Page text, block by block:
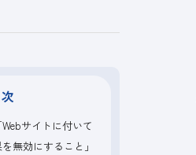
サイトに付いて
無効にすること」